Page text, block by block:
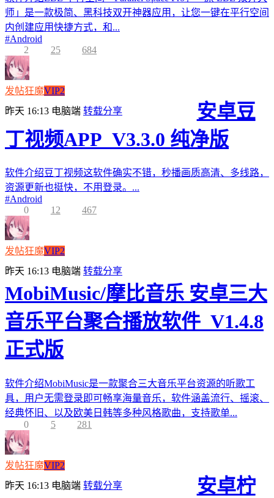
师」是一款极简、黑科技双开神器应用，让您一键在平行空间
内创建应用快捷方式，和...
#Android
2
25 684
发帖狂魔VIP2
昨天 16:13 电脑端 转载分享
安卓豆
丁视频APP_V3.3.0 纯净版
软件介绍豆丁视频这软件确实不错，秒播画质高清、多线路，
资源更新也挺快，不用登录。...
#Android
0
12 467
发帖狂魔VIP2
昨天 16:13 电脑端 转载分享
MobiMusic/摩比音乐 安卓三大
音乐平台聚合播放软件_V1.4.8
正式版
软件介绍MobiMusic是一款聚合三大音乐平台资源的听歌工
具，用户无需登录即可畅享海量音乐，软件涵盖流行、摇滚、
经典怀旧、以及欧美日韩等多种风格歌曲，支持歌单...
0
5 281
发帖狂魔VIP2
昨天 16:13 电脑端 转载分享
安卓柠